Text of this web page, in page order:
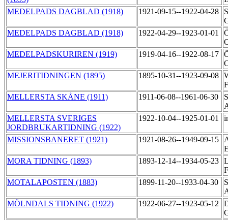
MEDELPADS DAGBLAD (1918)
1921-09-15--1922-04-28
MEDELPADS DAGBLAD (1918)
1922-04-29--1923-01-01
MEDELPADSKURIREN (1919)
1919-04-16--1922-08-17
MEJERITIDNINGEN (1895)
1895-10-31--1923-09-08
MELLERSTA SKÅNE (1911)
1911-06-08--1961-06-30
MELLERSTA SVERIGES
JORDBRUKARTIDNING (1922)
1922-10-04--1925-01-01
MISSIONSBANERET (1921) 1921-08-26--1949-09-15
MORA TIDNING (1893)
1893-12-14--1934-05-23
MOTALAPOSTEN (1883)
1899-11-20--1933-04-30
MÖLNDALS TIDNING (1922)
1922-06-27--1923-05-12